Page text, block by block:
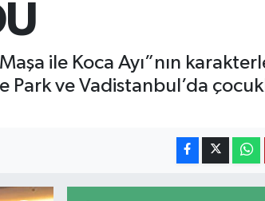
ile Koca Ayı”nın
Park ve Vadistanbul’da